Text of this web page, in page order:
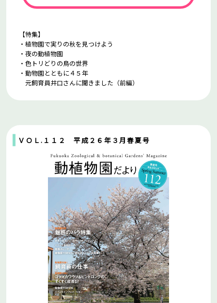
【特集】
・植物園で実りの秋を見つけよう
・夜の動植物園
・色トリどりの鳥の世界
・動物園とともに４５年
元飼育員井口さんに聞きました（前編）
ＶＯＬ.１１２ 平成２６年３月春夏号